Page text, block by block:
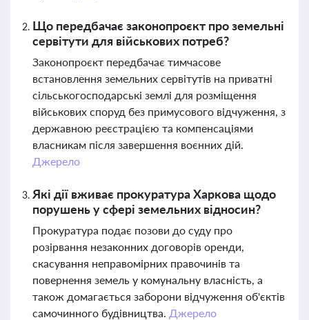
Що передбачає законопроєкт про земельні
сервітути для військових потреб?
Законопроєкт передбачає тимчасове
встановлення земельних сервітутів на приватні
сільськогосподарські землі для розміщення
військових споруд без примусового відчуження, з
державною реєстрацією та компенсаціями
власникам після завершення воєнних дій.
Джерело
Які дії вживає прокуратура Харкова щодо
порушень у сфері земельних відносин?
Прокуратура подає позови до суду про
розірвання незаконних договорів оренди,
скасування неправомірних правочинів та
повернення земель у комунальну власність, а
також домагається заборони відчуження об'єктів
самочинного будівництва. Джерело